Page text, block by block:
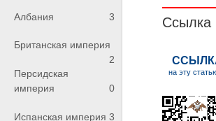
Албания 3
Британская империя
2
Персидская
империя
0
Испанская империя 3
Ссылка